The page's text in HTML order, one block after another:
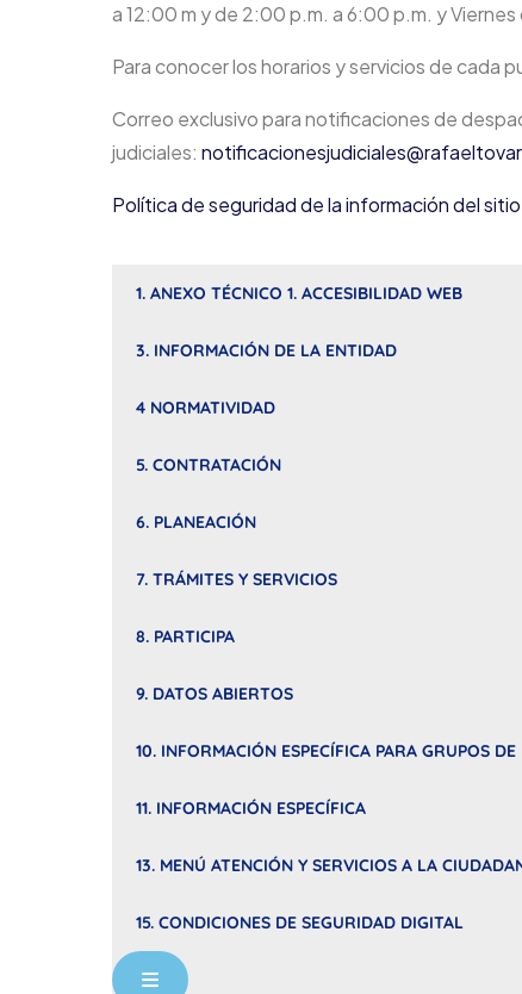
a 12:00 m y de 2:00 p.m. a 6:00 p.m. y
Para conocer los horarios y servicios de cada
Correo exclusivo para notificaciones de
judiciales:
Política de seguridad de la información del
1. ANEXO TÉCNICO 1. ACCESIBILIDAD WEB
3. INFORMACIÓN DE LA ENTIDAD
4 NORMATIVIDAD
5. CONTRATACIÓN
6. PLANEACIÓN
7. TRÁMITES Y SERVICIOS
8. PARTICIPA
9. DATOS ABIERTOS
10. INFORMACIÓN ESPECÍFICA PARA GRUPOS DE
11. INFORMACIÓN ESPECÍFICA
13. MENÚ ATENCIÓN Y SERVICIOS A LA
15. CONDICIONES DE SEGURIDAD DIGITAL
Menú conmutador hamburguesa